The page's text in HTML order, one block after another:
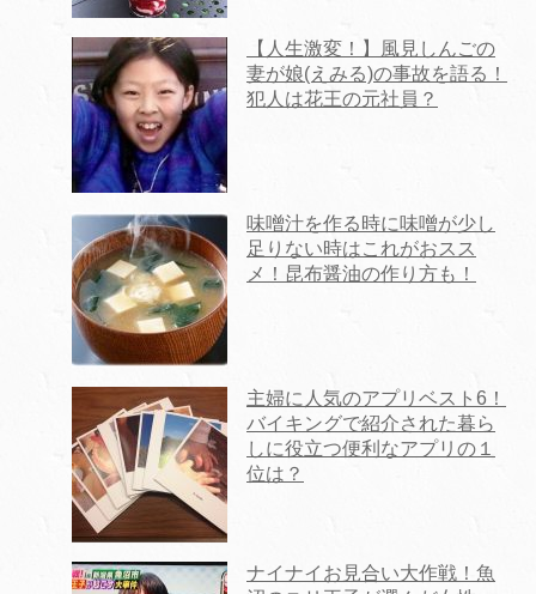
【人生激変！】風見しんごの
妻が娘(えみる)の事故を語る！
犯人は花王の元社員？
味噌汁を作る時に味噌が少し
足りない時はこれがおスス
メ！昆布醤油の作り方も！
主婦に人気のアプリベスト6！
バイキングで紹介された暮ら
しに役立つ便利なアプリの１
位は？
ナイナイお見合い大作戦！魚